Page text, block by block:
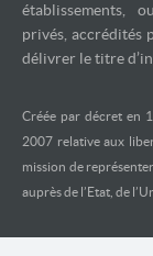
établissements,
privés, accrédités
délivrer le titre
Créée par décret en
2007 relative aux
mission de
auprès de l’Etat, de